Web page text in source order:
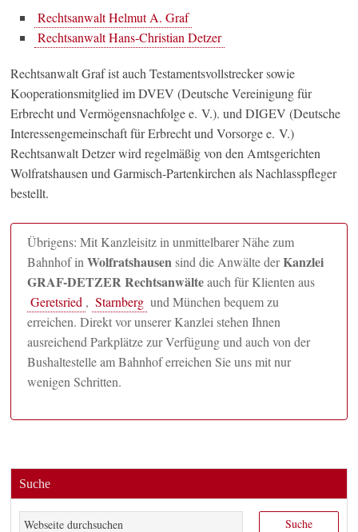
Rechtsanwalt Helmut A. Graf
Rechtsanwalt Hans-Christian Detzer
Rechtsanwalt Graf ist auch Testamentsvollstrecker sowie
Kooperationsmitglied im DVEV (Deutsche Vereinigung für
Erbrecht und Vermögensnachfolge e. V.). und DIGEV (Deutsche
Interessengemeinschaft für Erbrecht und Vorsorge e. V.)
Rechtsanwalt Detzer wird regelmäßig von den Amtsgerichten
Wolfratshausen und Garmisch-Partenkirchen als Nachlasspfleger
bestellt.
Übrigens: Mit Kanzleisitz in unmittelbarer Nähe zum
Bahnhof inWolfratshausensind die Anwälte derKanzlei
GRAF-DETZER Rechtsanwälteauch für Klienten aus
Geretsried , Starnberg und München bequem zu
erreichen. Direkt vor unserer Kanzlei stehen Ihnen
ausreichend Parkplätze zur Verfügung und auch von der
Bushaltestelle am Bahnhof erreichen Sie uns mit nur
wenigen Schritten.
Suche